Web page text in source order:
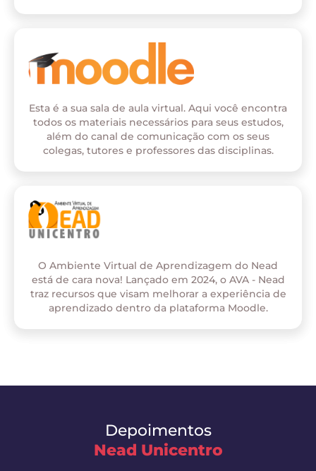
Esta é a sua sala de aula virtual. Aqui você encontra
todos os materiais necessários para seus estudos,
além do canal de comunicação com os seus
colegas, tutores e professores das disciplinas.
O Ambiente Virtual de Aprendizagem do Nead
está de cara nova! Lançado em 2024, o AVA - Nead
traz recursos que visam melhorar a experiência de
aprendizado dentro da plataforma Moodle.
Depoimentos
Nead Unicentro